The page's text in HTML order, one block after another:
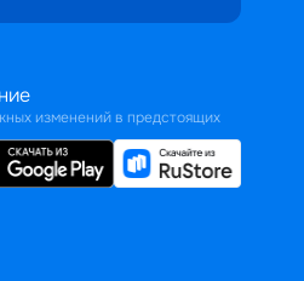
изменений в предстоящих